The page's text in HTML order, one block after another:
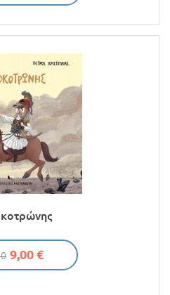
9,00 €